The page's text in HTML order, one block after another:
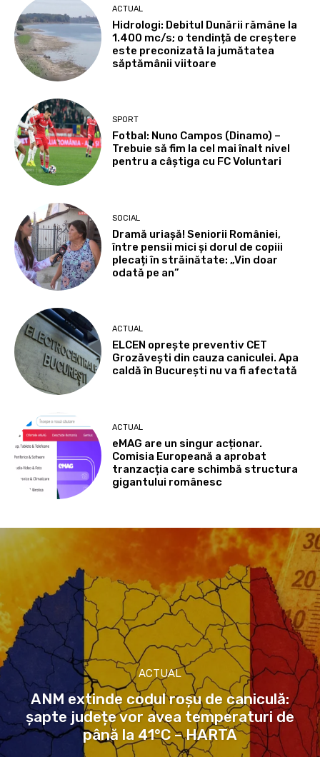
ACTUAL
Hidrologi: Debitul Dunării rămâne la
1.400 mc/s; o tendință de creștere
este preconizată la jumătatea
săptămânii viitoare
SPORT
Fotbal: Nuno Campos (Dinamo) –
Trebuie să fim la cel mai înalt nivel
pentru a câștiga cu FC Voluntari
SOCIAL
Dramă uriașă! Seniorii României,
între pensii mici și dorul de copiii
plecați în străinătate: „Vin doar
odată pe an”
ACTUAL
ELCEN oprește preventiv CET
Grozăvești din cauza caniculei. Apa
caldă în București nu va fi afectată
ACTUAL
eMAG are un singur acționar.
Comisia Europeană a aprobat
tranzacția care schimbă structura
gigantului românesc
ACTUAL
ANM extinde codul roșu de caniculă:
șapte județe vor avea temperaturi de
până la 41°C – HARTA